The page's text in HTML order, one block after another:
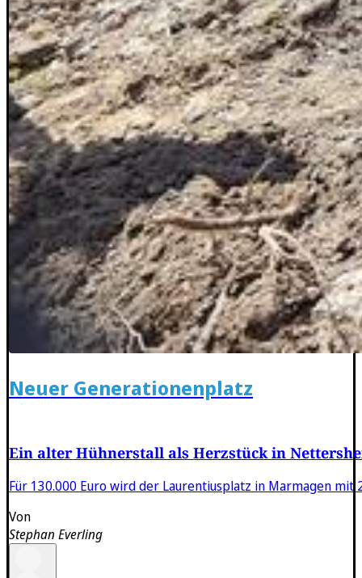
Neuer Generationenplatz
Ein alter Hühnerstall als Herzstück in
Für 130.000 Euro wird der Laurentiusplatz in Marmagen mit
Von
Stephan Everling